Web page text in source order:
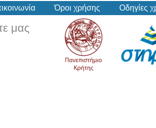
Όροι χρήσης Οδηγίες
μας